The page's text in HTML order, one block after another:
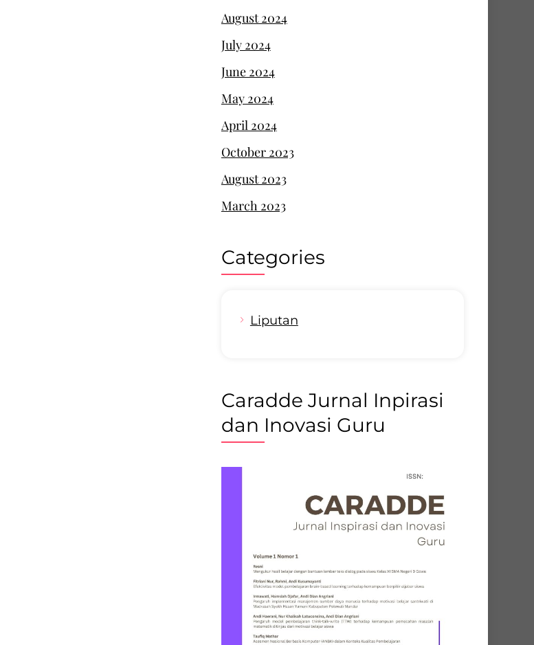
August 2024
July 2024
June 2024
May 2024
April 2024
October 2023
August 2023
March 2023
Categories
Liputan
Caradde Jurnal Inpirasi
dan Inovasi Guru